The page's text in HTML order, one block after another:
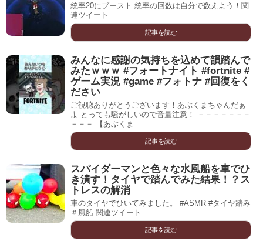
統率20にブースト 統率の回数は自分で数えよう！関
連ツイート
記事を読む
みんなに感謝の気持ちを込めて韻踏んで
みたｗｗｗ #フォートナイト #fortnite #
ゲーム実況 #game #フォトナ #回復をく
ださい
ご視聴ありがとうございます！あぶくまちゃんだぁ
よ とっても騒がしいので音量注意！ －－－－－－－
－－－ 【あぶくま ...
記事を読む
スパイダーマンと色々な水風船を車でひ
き潰す！タイヤで踏んでみた結果！？ス
トレスの解消
車のタイヤでひいてみました。 #ASMR #タイヤ踏み
＃風船.関連ツイート
記事を読む